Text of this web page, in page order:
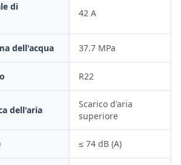
di
42 A
dell'acqua 37.7 MPa
R22
dell'aria
Scarico d'aria
superiore
≤ 74 dB (A)